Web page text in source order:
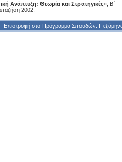
Ανάπτυξη: Θεωρία και Στρατηγικές», Β΄
2002.
Επιστροφή στο Πρόγραμμα Σπουδών: Γ